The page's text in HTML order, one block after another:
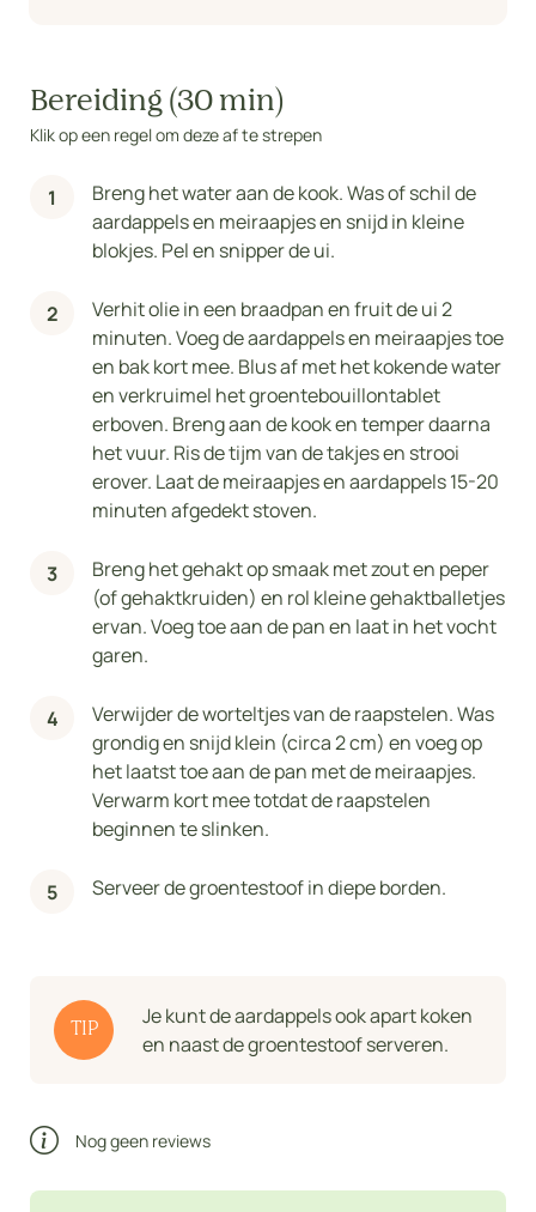
Bereiding (30 min)
Klik op een regel om deze af te strepen
Breng het water aan de kook. Was of schil de
aardappels en meiraapjes en snijd in kleine
blokjes. Pel en snipper de ui.
Verhit olie in een braadpan en fruit de ui 2
minuten. Voeg de aardappels en meiraapjes toe
en bak kort mee. Blus af met het kokende water
en verkruimel het groentebouillontablet
erboven. Breng aan de kook en temper daarna
het vuur. Ris de tijm van de takjes en strooi
erover. Laat de meiraapjes en aardappels 15-20
minuten afgedekt stoven.
Breng het gehakt op smaak met zout en peper
(of gehaktkruiden) en rol kleine gehaktballetjes
ervan. Voeg toe aan de pan en laat in het vocht
garen.
Verwijder de worteltjes van de raapstelen. Was
grondig en snijd klein (circa 2 cm) en voeg op
het laatst toe aan de pan met de meiraapjes.
Verwarm kort mee totdat de raapstelen
beginnen te slinken.
Serveer de groentestoof in diepe borden.
TIP
Je kunt de aardappels ook apart koken
en naast de groentestoof serveren.
Nog geen reviews